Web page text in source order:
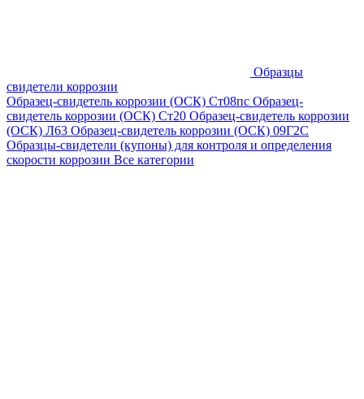
Образцы
свидетели коррозии
Образец-свидетель коррозии (ОСК) Ст08пс Образец-
свидетель коррозии (ОСК) Ст20 Образец-свидетель коррозии
(ОСК) Л63 Образец-свидетель коррозии (ОСК) 09Г2С
Образцы-свидетели (купоны) для контроля и определения
скорости коррозии Все категории